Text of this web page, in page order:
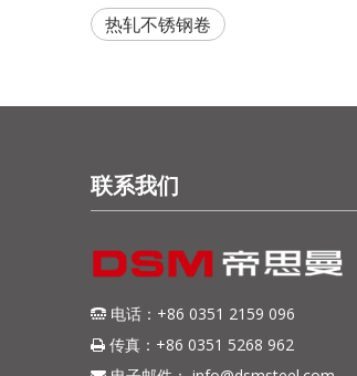
热轧不锈钢卷
联系我们
 电话：+86 0351 2159 096
 传真：+86 0351 5268 962